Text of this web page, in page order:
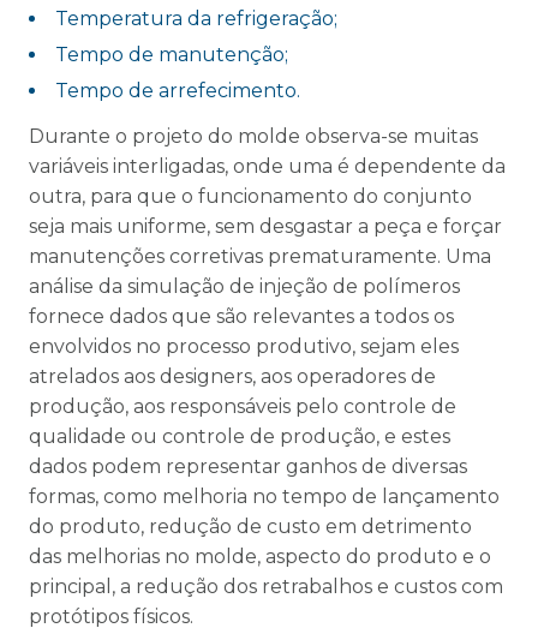
Temperatura da refrigeração;
Tempo de manutenção;
Tempo de arrefecimento.
Durante o projeto do molde observa-se muitas
variáveis interligadas, onde uma é dependente da
outra, para que o funcionamento do conjunto
seja mais uniforme, sem desgastar a peça e forçar
manutenções corretivas prematuramente. Uma
análise da simulação de injeção de polímeros
fornece dados que são relevantes a todos os
envolvidos no processo produtivo, sejam eles
atrelados aos designers, aos operadores de
produção, aos responsáveis pelo controle de
qualidade ou controle de produção, e estes
dados podem representar ganhos de diversas
formas, como melhoria no tempo de lançamento
do produto, redução de custo em detrimento
das melhorias no molde, aspecto do produto e o
principal, a redução dos retrabalhos e custos com
protótipos físicos.